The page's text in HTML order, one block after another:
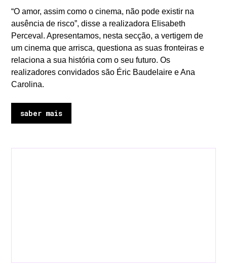
“O amor, assim como o cinema, não pode existir na
ausência de risco”, disse a realizadora Elisabeth
Perceval. Apresentamos, nesta secção, a vertigem de
um cinema que arrisca, questiona as suas fronteiras e
relaciona a sua história com o seu futuro. Os
realizadores convidados são Éric Baudelaire e Ana
Carolina.
saber mais